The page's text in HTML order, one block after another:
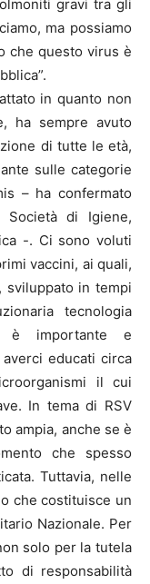
gravi tra gli
ma possiamo
che questo virus è
in quanto non
ha sempre avuto
di tutte le età,
sulle categorie
– ha confermato
Società di Igiene,
-. Ci sono voluti
vaccini, ai quali,
sviluppato in tempi
tecnologia
è importante e
averci educati circa
il cui
In tema di RSV
ampia, anche se è
che spesso
Tuttavia, nelle
che costituisce un
Nazionale. Per
solo per la tutela
di responsabilità